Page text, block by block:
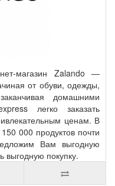
магазин Zalando —
от обуви, одежды,
домашними
легко заказать
ценам. В
000 продуктов почти
Вам выгодную
выгодную покупку.